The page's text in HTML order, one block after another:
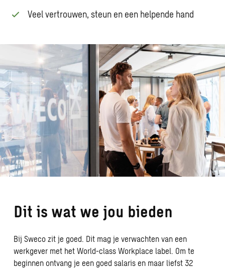
Veel vertrouwen, steun en een helpende hand
Dit is wat we jou bieden
Bij Sweco zit je goed. Dit mag je verwachten van een
werkgever met het World-class Workplace label. Om te
beginnen ontvang je een goed salaris en maar liefst 32